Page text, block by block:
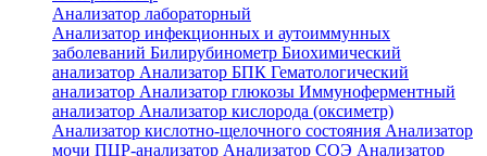
Анализатор лабораторный
Анализатор инфекционных и аутоиммунных
заболеваний Билирубинометр Биохимический
анализатор Анализатор БПК Гематологический
анализатор Анализатор глюкозы Иммуноферментный
анализатор Анализатор кислорода (оксиметр)
Анализатор кислотно-щелочного состояния Анализатор
мочи ПЦР-анализатор Анализатор СОЭ Анализатор